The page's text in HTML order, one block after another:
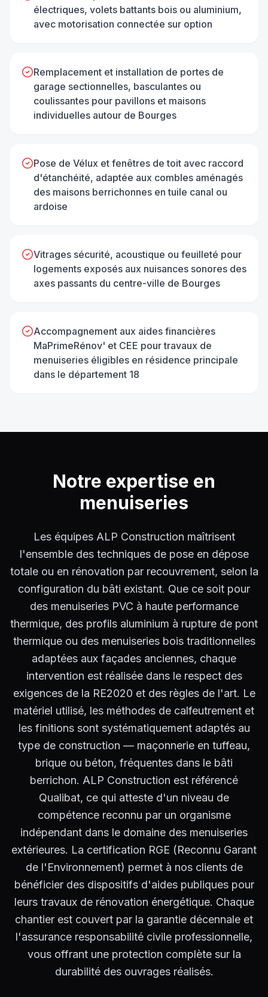
électriques, volets battants bois ou aluminium,
avec motorisation connectée sur option
Remplacement et installation de portes de
garage sectionnelles, basculantes ou
coulissantes pour pavillons et maisons
individuelles autour de Bourges
Pose de Vélux et fenêtres de toit avec raccord
d'étanchéité, adaptée aux combles aménagés
des maisons berrichonnes en tuile canal ou
ardoise
Vitrages sécurité, acoustique ou feuilleté pour
logements exposés aux nuisances sonores des
axes passants du centre-ville de Bourges
Accompagnement aux aides financières
MaPrimeRénov' et CEE pour travaux de
menuiseries éligibles en résidence principale
dans le département 18
Notre expertise en
menuiseries
Les équipes ALP Construction maîtrisent
l'ensemble des techniques de pose en dépose
totale ou en rénovation par recouvrement, selon la
configuration du bâti existant. Que ce soit pour
des menuiseries PVC à haute performance
thermique, des profils aluminium à rupture de pont
thermique ou des menuiseries bois traditionnelles
adaptées aux façades anciennes, chaque
intervention est réalisée dans le respect des
exigences de la RE2020 et des règles de l'art. Le
matériel utilisé, les méthodes de calfeutrement et
les finitions sont systématiquement adaptés au
type de construction — maçonnerie en tuffeau,
brique ou béton, fréquentes dans le bâti
berrichon. ALP Construction est référencé
Qualibat, ce qui atteste d'un niveau de
compétence reconnu par un organisme
indépendant dans le domaine des menuiseries
extérieures. La certification RGE (Reconnu Garant
de l'Environnement) permet à nos clients de
bénéficier des dispositifs d'aides publiques pour
leurs travaux de rénovation énergétique. Chaque
chantier est couvert par la garantie décennale et
l'assurance responsabilité civile professionnelle,
vous offrant une protection complète sur la
durabilité des ouvrages réalisés.